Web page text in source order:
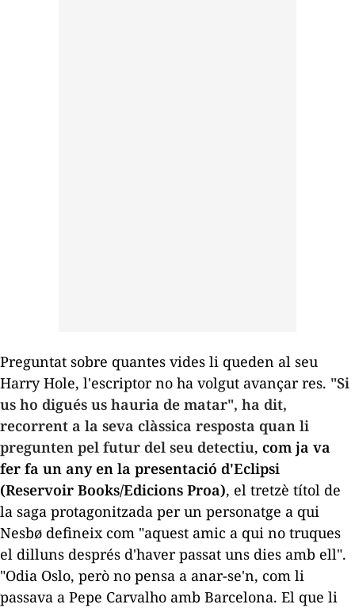
Preguntat sobre quantes vides li queden al seu
Harry Hole, l'escriptor no ha volgut avançar res. "Si
us ho digués us hauria de matar", ha dit,
recorrent a la seva clàssica resposta quan li
pregunten pel futur del seu detectiu, com ja va
fer fa un any en la presentació d'Eclipsi
(Reservoir Books/Edicions Proa), el tretzè títol de
la saga protagonitzada per un personatge a qui
Nesbø defineix com "aquest amic a qui no truques
el dilluns després d'haver passat uns dies amb ell".
"Odia Oslo, però no pensa a anar-se'n, com li
passava a Pepe Carvalho amb Barcelona. El que li